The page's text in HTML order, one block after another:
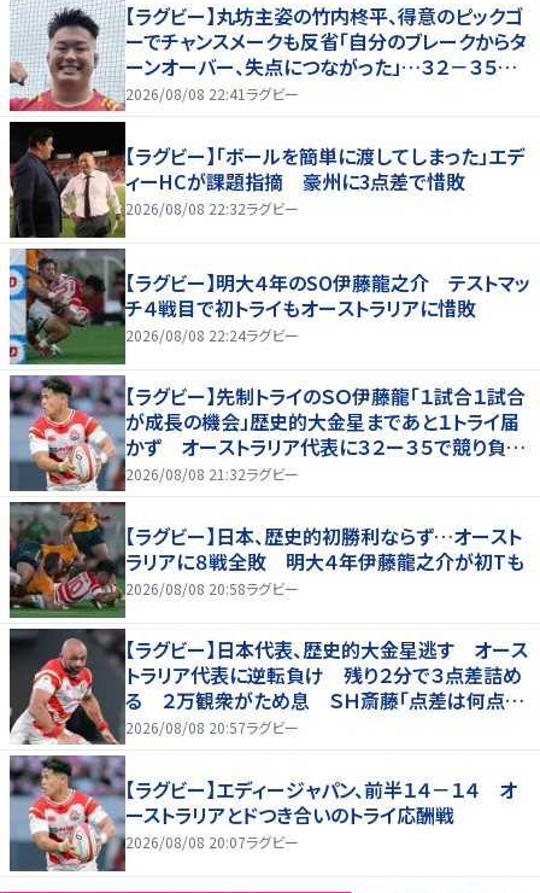
【ラグビー】丸坊主姿の竹内柊平、得意のピックゴ
ーでチャンスメークも反省「自分のブレークからタ
ーンオーバー、失点につながった」…３２－３５惜
敗、オーストラリアに歴史的金星ならず
2026/08/08 22:41 ラグビー
【ラグビー】「ボールを簡単に渡してしまった」エデ
ィーHCが課題指摘 豪州に3点差で惜敗
2026/08/08 22:32ラグビー
【ラグビー】明大４年のSO伊藤龍之介 テストマッ
チ４戦目で初トライもオーストラリアに惜敗
2026/08/08 22:24ラグビー
【ラグビー】先制トライのＳＯ伊藤龍「１試合１試合
が成長の機会」歴史的大金星まであと１トライ届
かず オーストラリア代表に３２ー３５で競り負け
る
2026/08/08 21:32ラグビー
【ラグビー】日本、歴史的初勝利ならず…オースト
ラリアに８戦全敗 明大４年伊藤龍之介が初Tも
2026/08/08 20:58ラグビー
【ラグビー】日本代表、歴史的大金星逃す オース
トラリア代表に逆転負け 残り２分で３点差詰め
る ２万観衆がため息 ＳＨ斎藤「点差は何点で
も負けは負け」…前半にＳＯ伊藤龍が先制トライ、
2026/08/08 20:57ラグビー
【ラグビー】エディージャパン、前半１４－１４ オ
ーストラリアとドつき合いのトライ応酬戦
2026/08/08 20:07ラグビー